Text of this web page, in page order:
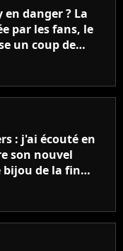
en danger ? La
par les fans, le
un coup de
: j'ai écouté en
son nouvel
bijou de la fin